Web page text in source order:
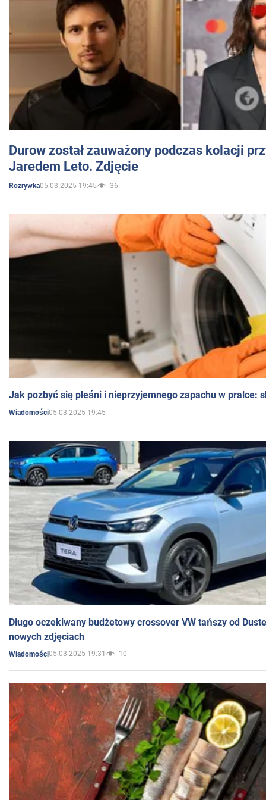
Durow został zauważony podczas kolacji
Jaredem Leto. Zdjęcie
Rozrywka05.03.2025 19:45 36
Jak pozbyć się pleśni i nieprzyjemnego zapachu w pralce:
Wiadomości05.03.2025 19:45
Długo oczekiwany budżetowy crossover VW tańszy od
nowych zdjęciach
Wiadomości05.03.2025 19:31 10